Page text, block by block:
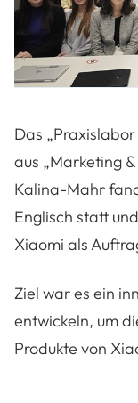
Das
aus „Marketing
Kalina-Mahr
Englisch statt
Xiaomi als
Ziel war es ein
entwickeln, um
Produkte von